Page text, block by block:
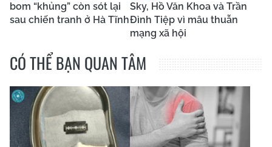
bom “khủng” còn sót lại
sau chiến tranh ở Hà Tĩnh
Sky, Hồ Văn Khoa và Trần
Đình Tiệp vì mâu thuẫn
mạng xã hội
CÓ THỂ BẠN QUAN TÂM